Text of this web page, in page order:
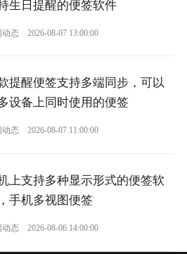
生日提醒的便签软件
动态 2026-08-07 13:00:00
提醒便签支持多端同步，可以
设备上同时使用的便签
动态 2026-08-07 11:00:00
上支持多种显示形式的便签软
手机多视图便签
动态 2026-08-06 14:00:00